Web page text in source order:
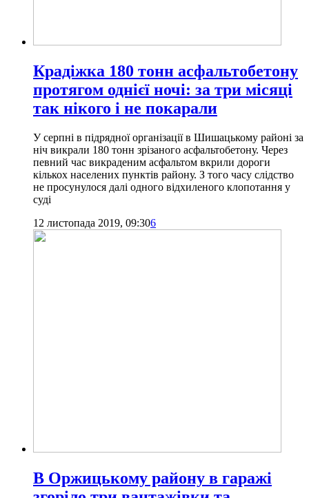
Крадіжка 180 тонн асфальтобетону
протягом однієї ночі: за три місяці
так нікого і не покарали
У серпні в підрядної організації в Шишацькому районі за
ніч викрали 180 тонн зрізаного асфальтобетону. Через
певний час викраденим асфальтом вкрили дороги
кількох населених пунктів району. З того часу слідство
не просунулося далі одного відхиленого клопотання у
суді
12 листопада 2019, 09:306
В Оржицькому району в гаражі